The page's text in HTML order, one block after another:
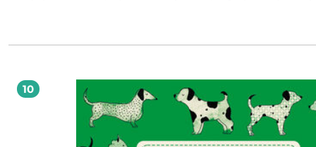
bez oporów? * Jak nauczyć je samodzielnego dochodzenia do zasad pisowni? * Jak
wykorzystać błędy, by stały się pomocą w nauce ortografii? * Jak stosować powtórki z
ortografii, aby proces zapamiętywania był skuteczny? Czy chcesz, by Twoja pociecha
polubiła ortografię? By uczyła się jej z radością i przyjemnością? By szybko były
widoczne efekty? Jeśli tak, sięgnij po książkę ABC Mądrego Rodzica Skuteczna nauka
10